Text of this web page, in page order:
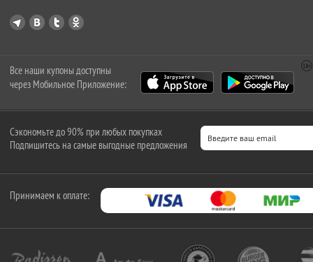
Все наши купоны доступны
через Мобильное Приложение:
Сэкономьте до 90% при любых покупках
Подпишитесь на самые выгодные предложения
Принимаем к оплате: